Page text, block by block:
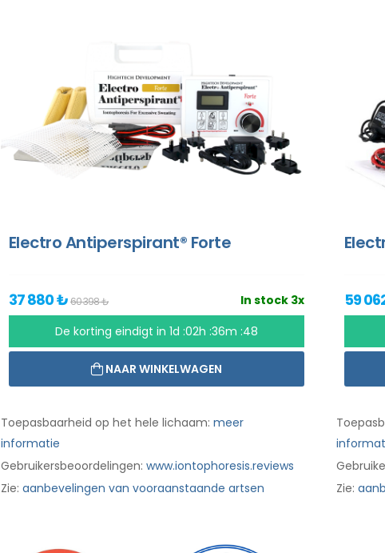
Electro Antiperspirant® Forte
In stock 3x
37 880 ₺60 398 ₺
De korting eindigt in 1d :02h :36m :47
NAAR WINKELWAGEN
Toepasbaarheid op het hele lichaam: meer
informatie
Gebruikersbeoordelingen: www.iontophoresis.reviews
Zie: aanbevelingen van vooraanstaande artsen
59
Zie: